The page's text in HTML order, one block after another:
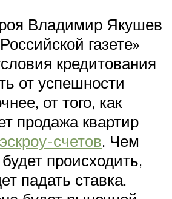
Владимир Якушев
газете»
кредитования
от успешности
от того, как
продажа квартир
счетов. Чем
происходить,
падать ставка.